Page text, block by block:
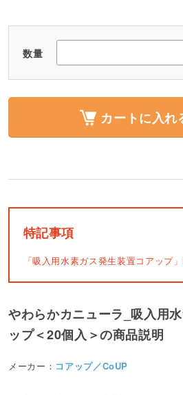
数量
カートに入れ
特記事項
「吸入用水素ガス発生装置コアップ
やわらかカニューラ_吸入用
ップ＜20個入＞の商品説明
メーカー： コアップ／CoUP